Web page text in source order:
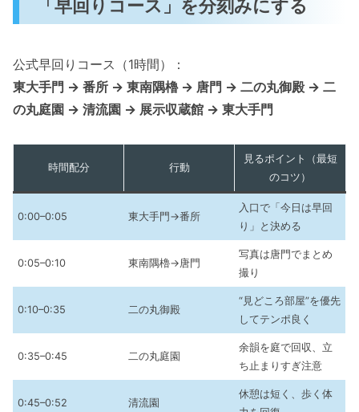
「早回りコース」を分刻みにする
公式早回りコース（1時間）：
東大手門 → 番所 → 東南隅櫓 → 唐門 → 二の丸御殿 → 二
の丸庭園 → 清流園 → 展示収蔵館 → 東大手門
時間配分 行動
見るポイント（最短
のコツ）
0:00–0:05 東大手門→番所
入口で「今日は早回
り」と決める
0:05–0:10 東南隅櫓→唐門
写真は唐門でまとめ
撮り
0:10–0:35 二の丸御殿
“見どころ部屋”を優先
してテンポ良く
0:35–0:45 二の丸庭園
余韻を庭で回収、立
ち止まりすぎ注意
0:45–0:52 清流園
休憩は短く、歩く体